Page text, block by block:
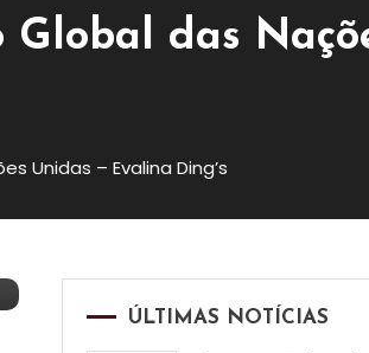
das
Unidas – Evalina Ding’s
ÚLTIMAS NOTÍCIAS